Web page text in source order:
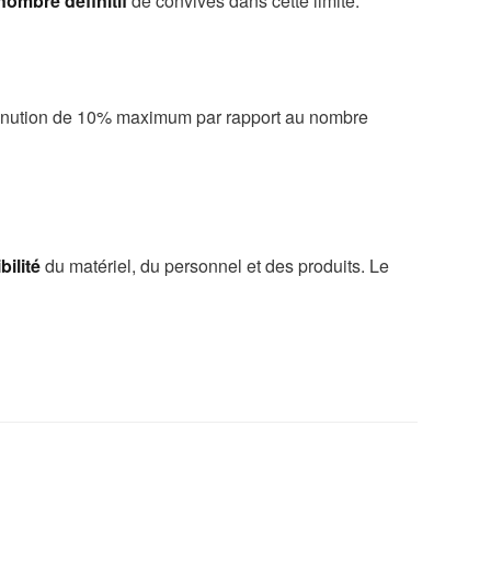
de 10% maximum par rapport au nombre
du matériel, du personnel et des produits. Le